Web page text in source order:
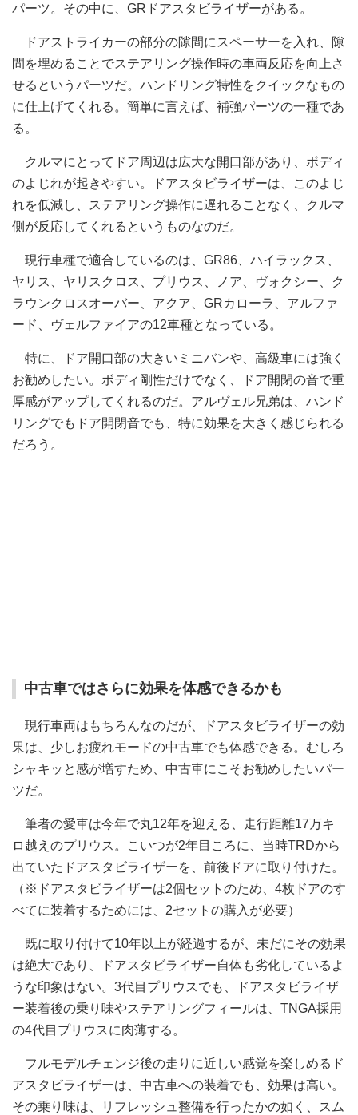
パーツ。その中に、GRドアスタビライザーがある。
ドアストライカーの部分の隙間にスペーサーを入れ、隙
間を埋めることでステアリング操作時の車両反応を向上さ
せるというパーツだ。ハンドリング特性をクイックなもの
に仕上げてくれる。簡単に言えば、補強パーツの一種であ
る。
クルマにとってドア周辺は広大な開口部があり、ボディ
のよじれが起きやすい。ドアスタビライザーは、このよじ
れを低減し、ステアリング操作に遅れることなく、クルマ
側が反応してくれるというものなのだ。
現行車種で適合しているのは、GR86、ハイラックス、
ヤリス、ヤリスクロス、プリウス、ノア、ヴォクシー、ク
ラウンクロスオーバー、アクア、GRカローラ、アルファ
ード、ヴェルファイアの12車種となっている。
特に、ドア開口部の大きいミニバンや、高級車には強く
お勧めしたい。ボディ剛性だけでなく、ドア開閉の音で重
厚感がアップしてくれるのだ。アルヴェル兄弟は、ハンド
リングでもドア開閉音でも、特に効果を大きく感じられる
だろう。
中古車ではさらに効果を体感できるかも
現行車両はもちろんなのだが、ドアスタビライザーの効
果は、少しお疲れモードの中古車でも体感できる。むしろ
シャキッと感が増すため、中古車にこそお勧めしたいパー
ツだ。
筆者の愛車は今年で丸12年を迎える、走行距離17万キ
ロ越えのプリウス。こいつが2年目ころに、当時TRDから
出ていたドアスタビライザーを、前後ドアに取り付けた。
（※ドアスタビライザーは2個セットのため、4枚ドアのす
べてに装着するためには、2セットの購入が必要）
既に取り付けて10年以上が経過するが、未だにその効果
は絶大であり、ドアスタビライザー自体も劣化しているよ
うな印象はない。3代目プリウスでも、ドアスタビライザ
ー装着後の乗り味やステアリングフィールは、TNGA採用
の4代目プリウスに肉薄する。
フルモデルチェンジ後の走りに近しい感覚を楽しめるド
アスタビライザーは、中古車への装着でも、効果は高い。
その乗り味は、リフレッシュ整備を行ったかの如く、スム